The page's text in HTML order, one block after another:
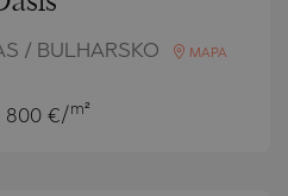
/ BULHARSKO MAPA
€/ m²